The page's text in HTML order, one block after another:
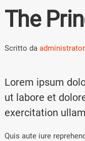
The
Scritto da administrator
Lorem ipsum
ut labore et
exercitation
Quis aute iure